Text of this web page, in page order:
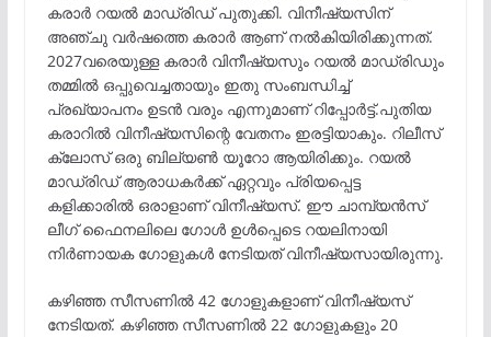
കരാർ റയൽ മാഡ്രിഡ് പുതുക്കി. വിനീഷ്യസിന്
അഞ്ചു വർഷത്തെ കരാർ ആണ് നൽകിയിരിക്കുന്നത്.
2027വരെയുള്ള കരാർ വിനീഷ്യസും റയൽ മാഡ്രിഡും
തമ്മിൽ ഒപ്പുവെച്ചതായും ഇതു സംബന്ധിച്ച്
പ്രഖ്യാപനം ഉടൻ വരും എന്നുമാണ് റിപ്പോർട്ട്.പുതിയ
കരാറിൽ വിനീഷ്യസിന്റെ വേതനം ഇരട്ടിയാകും. റിലീസ്
ക്ലോസ് ഒരു ബില്യൺ യൂറോ ആയിരിക്കും. റയൽ
മാഡ്രിഡ് ആരാധകർക്ക് ഏറ്റവും പ്രിയപ്പെട്ട
കളിക്കാരിൽ ഒരാളാണ് വിനീഷ്യസ്. ഈ ചാമ്പ്യൻസ്
ലീഗ് ഫൈനലിലെ ഗോൾ ഉൾപ്പെടെ റയലിനായി
നിർണായക ഗോളുകൾ നേടിയത് വിനീഷ്യസായിരുന്നു.
കഴിഞ്ഞ സീസണിൽ 42 ഗോളുകളാണ് വിനീഷ്യസ്
നേടിയത്. കഴിഞ്ഞ സീസണിൽ 22 ഗോളുകളും 20